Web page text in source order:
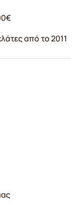
από το 2011